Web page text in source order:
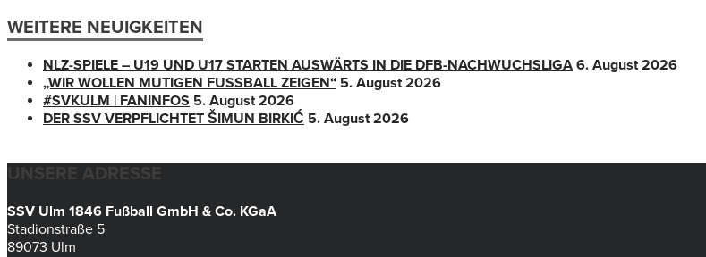
WEITERE NEUIGKEITEN
NLZ-SPIELE – U19 UND U17 STARTEN AUSWÄRTS IN DIE DFB-NACHWUCHSLIGA 6. August 2026
„WIR WOLLEN MUTIGEN FUSSBALL ZEIGEN“
5. August 2026
#SVKULM | FANINFOS 5. August 2026
DER SSV VERPFLICHTET ŠIMUN BIRKIĆ 5. August 2026
UNSERE ADRESSE
SSV Ulm 1846 Fußball GmbH & Co. KGaA
Stadionstraße 5
89073 Ulm